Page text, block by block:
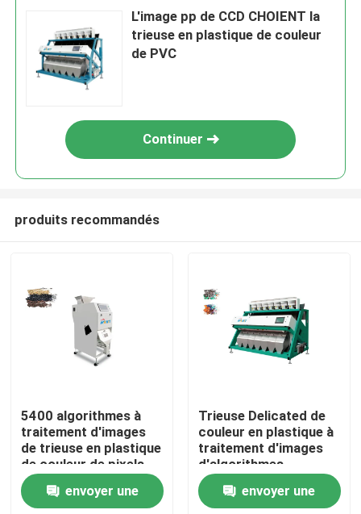
Accueil
A propos de nous
Contacts
L'image pp de CCD CHOIENT la
trieuse en plastique de couleur
de PVC
Continuer
produits recommandés
5400 algorithmes à
traitement d'images
de trieuse en plastique
de couleur de pixels
envoyer une
Trieuse Delicated de
couleur en plastique à
traitement d'images
d'algorithmes
envoyer une